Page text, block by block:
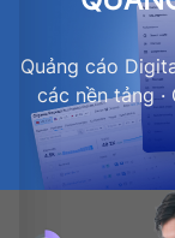
Quảng cáo
các nền tảng ·